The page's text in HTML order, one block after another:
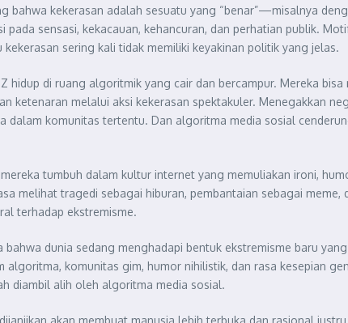
bahwa kekerasan adalah sesuatu yang “benar”—misalnya
sensasi, kekacauan, kehancuran, dan perhatian publik.
sering kali tidak memiliki keyakinan politik yang jelas.
hidup di ruang algoritmik yang cair dan bercampur. Mereka
ketenaran melalui aksi kekerasan spektakuler. Menegakkan
dalam komunitas tertentu. Dan algoritma media sosial
tumbuh dalam kultur internet yang memuliakan ironi,
melihat tragedi sebagai hiburan, pembantaian sebagai
terhadap ekstremisme.
bahwa dunia sedang menghadapi bentuk ekstremisme baru
algoritma, komunitas gim, humor nihilistik, dan rasa kesepian
diambil alih oleh algoritma media sosial.
akan membuat manusia lebih terbuka dan rasional